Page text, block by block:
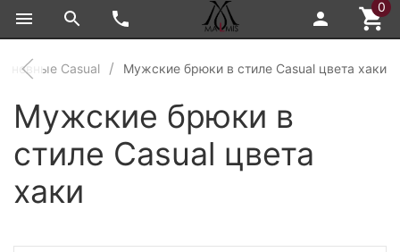
0
Casual Мужские брюки в стиле Casual цвета хаки
Мужские брюки в
стиле Casual цвета
хаки